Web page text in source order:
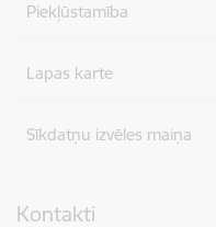
Piekļūstamība
Lapas karte
Sīkdatņu izvēles maiņa
Kontakti